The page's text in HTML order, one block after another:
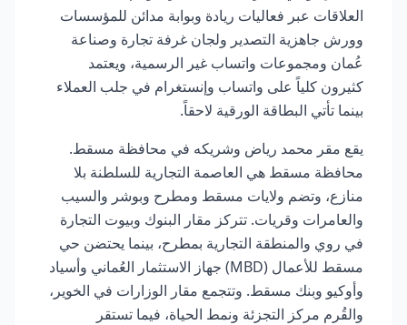
العلاقات عبر فعاليات ريادة وبوابة مدائن للمؤسسات
وورش جاهزية التصدير ولجان غرفة تجارة وصناعة
عُمان ومجموعات واتساب غير الرسمية، ويعتمد
كثيرون كلياً على واتساب وإنستغرام في جلب العملاء
بينما تأتي البطاقة الورقية لاحقاً.
يقع مقر محمد رياض وشريكه في محافظة مسقط.
محافظة مسقط هي العاصمة التجارية للسلطنة بلا
منازع، وتضم ولايات مسقط ومطرح وبوشر والسيب
والعامرات وقريات. تتركز مقار البنوك وبيوت التجارة
في روي والمنطقة التجارية بمطرح، بينما يحتضن حي
مسقط للأعمال (MBD) جهاز الاستثمار العُماني وأسياد
وأوكيو وبنك مسقط. وتتجمع مقار الوزارات في الخوير،
والقُرم مركز التجزئة ونمط الحياة، فيما تستقر